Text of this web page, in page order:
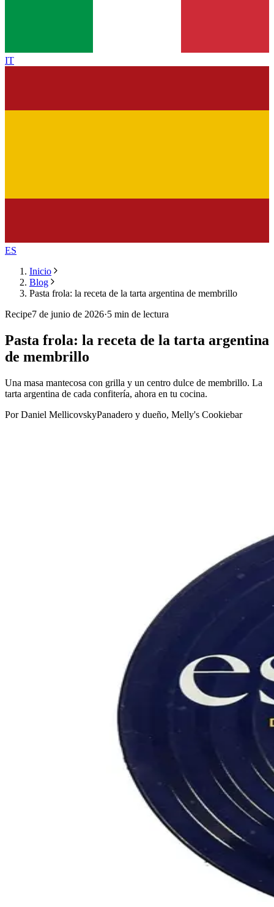
IT
ES
Inicio
Blog
Pasta frola: la receta de la tarta argentina de membrillo
Recipe7 de junio de 2026·5 min de lectura
Pasta frola: la receta de la tarta argentina
de membrillo
Una masa mantecosa con grilla y un centro dulce de membrillo. La
tarta argentina de cada confitería, ahora en tu cocina.
Por Daniel MellicovskyPanadero y dueño, Melly's Cookiebar